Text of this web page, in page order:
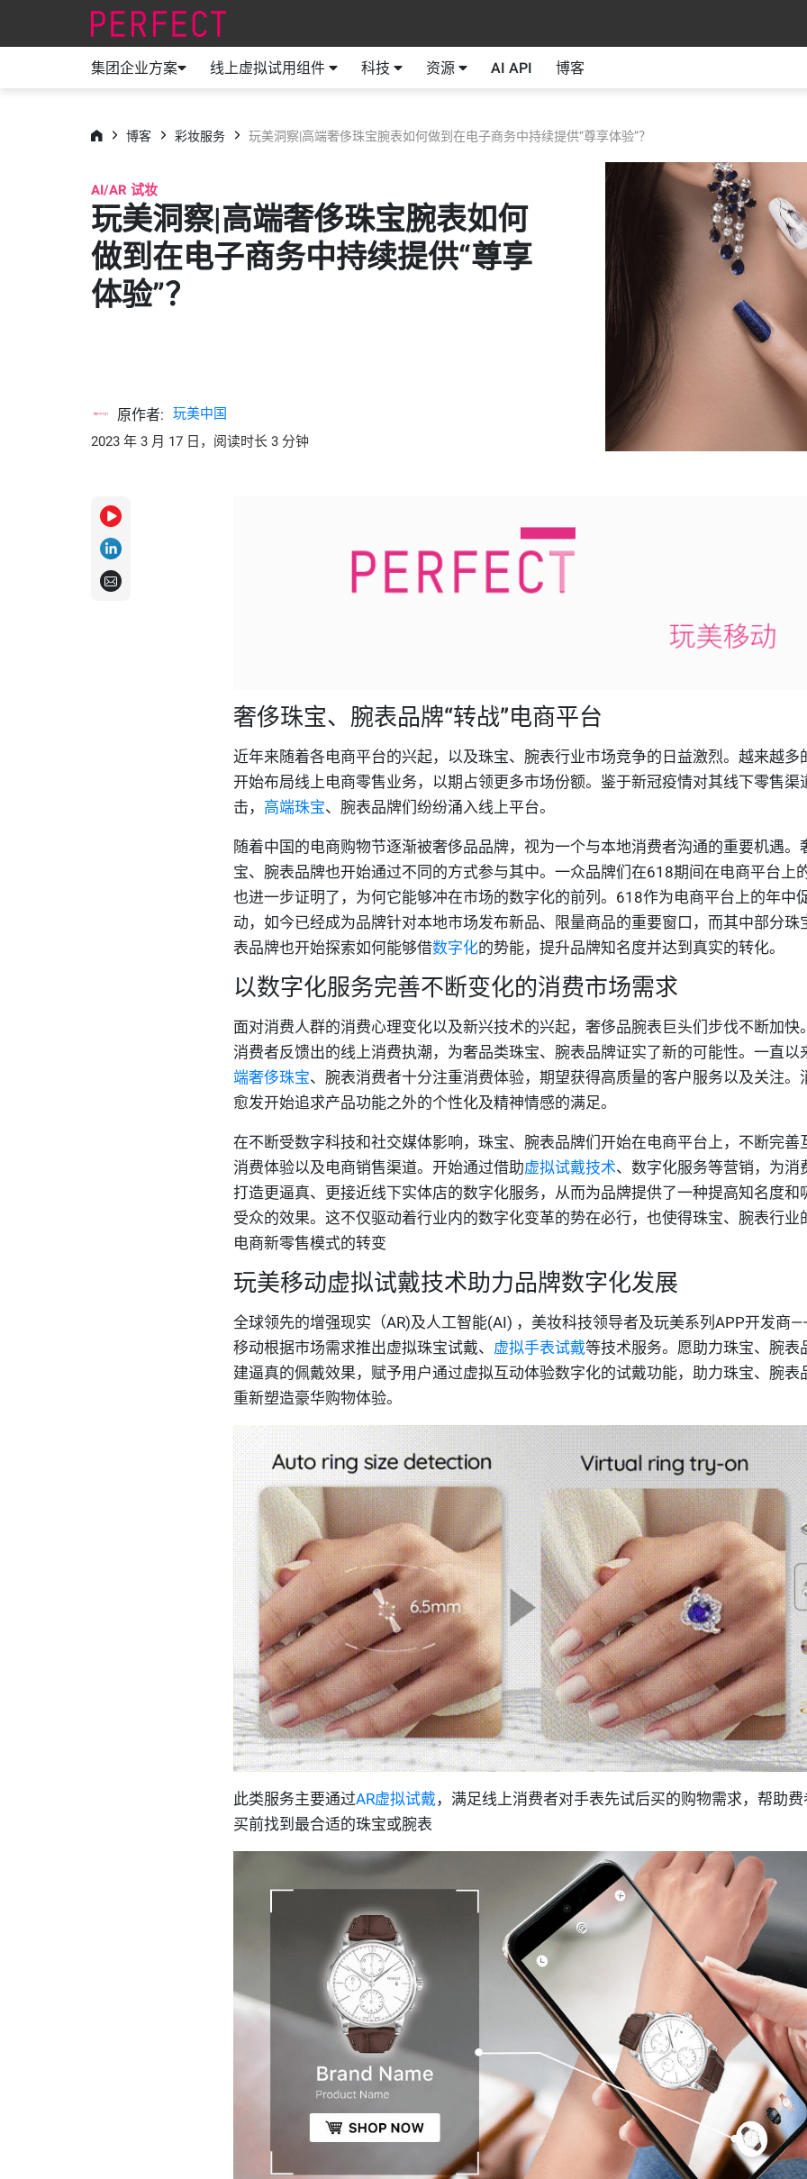
集团企业方案 线上虚拟试用组件 科技 资源 AI API 博客
博客 彩妆服务 玩美洞察|高端奢侈珠宝腕表如何做到在电子商务中持续提供“尊享体验”？
AI/AR 试妆
玩美洞察|高端奢侈珠宝腕表如何
做到在电子商务中持续提供“尊享
体验”？
原作者:
玩美中国
2023 年 3 月 17 日，阅读时长 3 分钟
奢侈珠宝、腕表品牌“转战”电商平台
近年来随着各电商平台的兴起，以及珠宝、腕表行业市场竞争的日益激烈。越来越多
开始布局线上电商零售业务，以期占领更多市场份额。鉴于新冠疫情对其线下零售渠
击， 高端珠宝、腕表品牌们纷纷涌入线上平台。
随着中国的电商购物节逐渐被奢侈品品牌，视为一个与本地消费者沟通的重要机遇。
宝、腕表品牌也开始通过不同的方式参与其中。一众品牌们在618期间在电商平台上
也进一步证明了，为何它能够冲在市场的数字化的前列。618作为电商平台上的年中
动，如今已经成为品牌针对本地市场发布新品、限量商品的重要窗口，而其中部分珠
表品牌也开始探索如何能够借数字化的势能，提升品牌知名度并达到真实的转化。
以数字化服务完善不断变化的消费市场需求
面对消费人群的消费心理变化以及新兴技术的兴起，奢侈品腕表巨头们步伐不断加快
消费者反馈出的线上消费执潮，为奢品类珠宝、腕表品牌证实了新的可能性。一直以
端奢侈珠宝、腕表消费者十分注重消费体验，期望获得高质量的客户服务以及关注。
愈发开始追求产品功能之外的个性化及精神情感的满足。
在不断受数字科技和社交媒体影响，珠宝、腕表品牌们开始在电商平台上，不断完善
消费体验以及电商销售渠道。开始通过借助虚拟试戴技术、数字化服务等营销，为消
打造更逼真、更接近线下实体店的数字化服务，从而为品牌提供了一种提高知名度和
受众的效果。这不仅驱动着行业内的数字化变革的势在必行，也使得珠宝、腕表行业
电商新零售模式的转变
玩美移动虚拟试戴技术助力品牌数字化发展
全球领先的增强现实（AR)及人工智能(AI) ，美妆科技领导者及玩美系列APP开发商
移动根据市场需求推出虚拟珠宝试戴、 虚拟手表试戴等技术服务。愿助力珠宝、腕表
建逼真的佩戴效果，赋予用户通过虚拟互动体验数字化的试戴功能，助力珠宝、腕表
重新塑造豪华购物体验。
此类服务主要通过AR虚拟试戴，满足线上消费者对手表先试后买的购物需求，帮助
买前找到最合适的珠宝或腕表